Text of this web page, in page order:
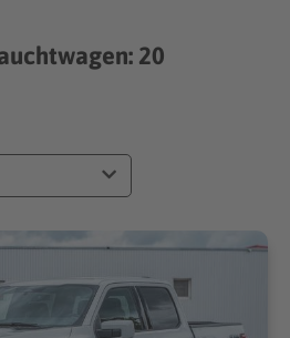
20